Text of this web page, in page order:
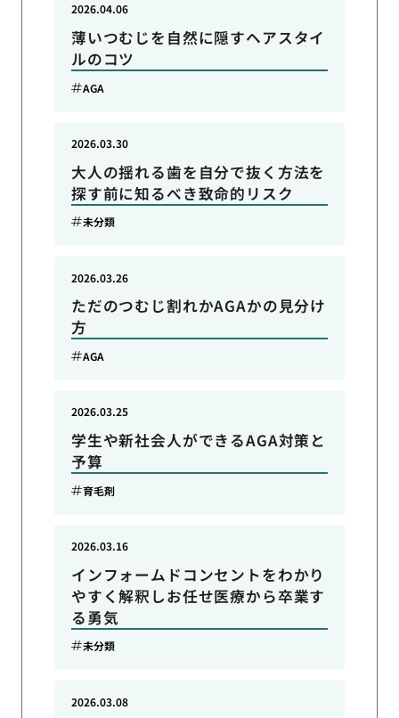
薄いつむじを自然に隠すヘアスタイ
ルのコツ
2026.04.06
AGA
大人の揺れる歯を自分で抜く方法を
探す前に知るべき致命的リスク
2026.03.30
未分類
ただのつむじ割れかAGAかの見分け
方
2026.03.26
AGA
学生や新社会人ができるAGA対策と
予算
2026.03.25
育毛剤
インフォームドコンセントをわかり
やすく解釈しお任せ医療から卒業す
る勇気
2026.03.16
未分類
2026.03.08